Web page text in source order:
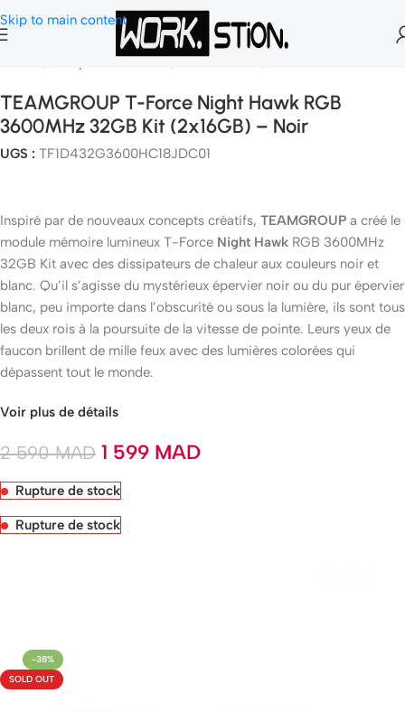
Skip to main content
Composants Gamer Mémoire Ram
TEAMGROUP T-Force Night Hawk RGB
3600MHz 32GB Kit (2x16GB) – Noir
UGS : TF1D432G3600HC18JDC01
Inspiré par de nouveaux concepts créatifs, TEAMGROUP a créé le
module mémoire lumineux T-Force Night Hawk RGB 3600MHz
32GB Kit avec des dissipateurs de chaleur aux couleurs noir et
blanc. Qu’il s’agisse du mystérieux épervier noir ou du pur épervier
blanc, peu importe dans l’obscurité ou sous la lumière, ils sont tous
les deux rois à la poursuite de la vitesse de pointe. Leurs yeux de
faucon brillent de mille feux avec des lumières colorées qui
dépassent tout le monde.
Voir plus de détails
2 590MAD 1 599 MAD
Rupture de stock
Rupture de stock
-38%
SOLD OUT